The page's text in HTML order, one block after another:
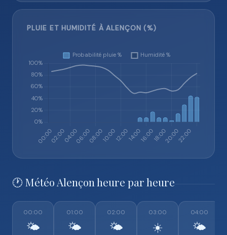
PLUIE ET HUMIDITÉ À ALENÇON (%)
🕐 Météo Alençon heure par heure
00:00
🌤️
01:00
🌤️
02:00
🌤️
03:00
☀️
04:00
🌤️